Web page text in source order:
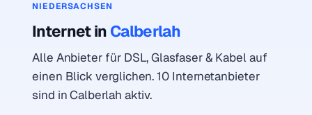
NIEDERSACHSEN
Internet in Calberlah
Alle Anbieter für DSL, Glasfaser & Kabel auf
einen Blick verglichen. 10 Internetanbieter
sind in Calberlah aktiv.